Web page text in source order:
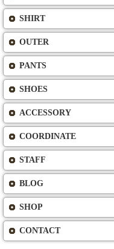
SHIRT
OUTER
PANTS
SHOES
ACCESSORY
COORDINATE
STAFF
BLOG
SHOP
CONTACT